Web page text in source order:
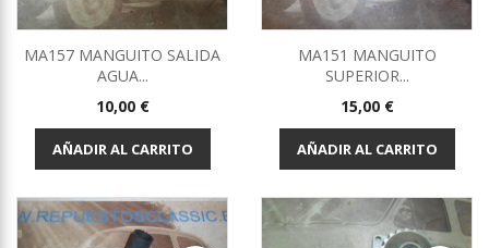
MA157 MANGUITO SALIDA
AGUA...
Precio
10,00 €
AÑADIR AL CARRITO
MA151 MANGUITO
SUPERIOR...
Precio
15,00 €
AÑADIR AL CARRITO